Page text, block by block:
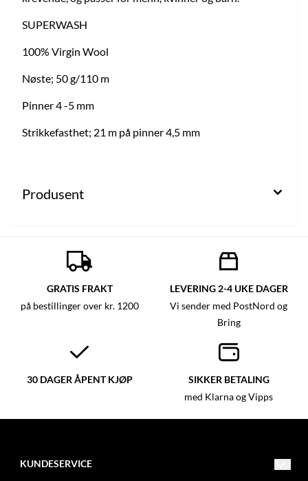
SUPERWASH
100% Virgin Wool
Nøste; 50 g/110 m
Pinner 4 -5 mm
Strikkefasthet; 21 m på pinner 4,5 mm
Produsent
GRATIS FRAKT
på bestillinger over kr. 1200
LEVERING 2-4 UKE DAGER
Vi sender med PostNord og
Bring
30 DAGER ÅPENT KJØP SIKKER BETALING
med Klarna og Vipps
KUNDESERVICE